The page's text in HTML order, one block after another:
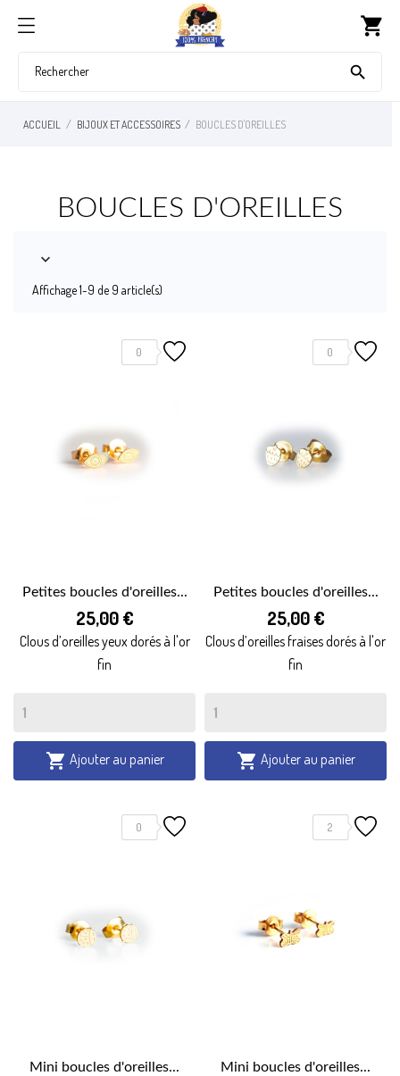
shopping_cart

ACCUEIL BIJOUX ET ACCESSOIRES BOUCLES D'OREILLES
BOUCLES D'OREILLES

Affichage 1-9 de 9 article(s)
0
Petites boucles d'oreilles...
25,00 €
Clous d’oreilles yeux dorés à l'or
fin
 Ajouter au panier
0
Petites boucles d'oreilles...
25,00 €
Clous d’oreilles fraises dorés à l'or
fin
 Ajouter au panier
0
Mini boucles d'oreilles...
2
Mini boucles d'oreilles...